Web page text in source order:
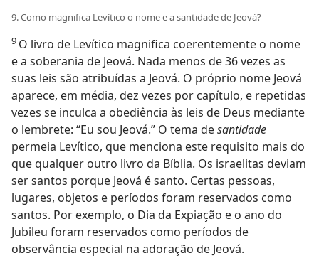
9. Como magnifica Levítico o nome e a santidade de Jeová?
9 O livro de Levítico magnifica coerentemente o nome
e a soberania de Jeová. Nada menos de 36 vezes as
suas leis são atribuídas a Jeová. O próprio nome Jeová
aparece, em média, dez vezes por capítulo, e repetidas
vezes se inculca a obediência às leis de Deus mediante
o lembrete: “Eu sou Jeová.” O tema desantidade
permeia Levítico, que menciona este requisito mais do
que qualquer outro livro da Bíblia. Os israelitas deviam
ser santos porque Jeová é santo. Certas pessoas,
lugares, objetos e períodos foram reservados como
santos. Por exemplo, o Dia da Expiação e o ano do
Jubileu foram reservados como períodos de
observância especial na adoração de Jeová.